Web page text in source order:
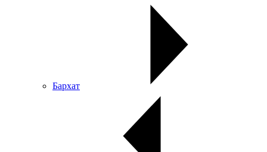
Бархат